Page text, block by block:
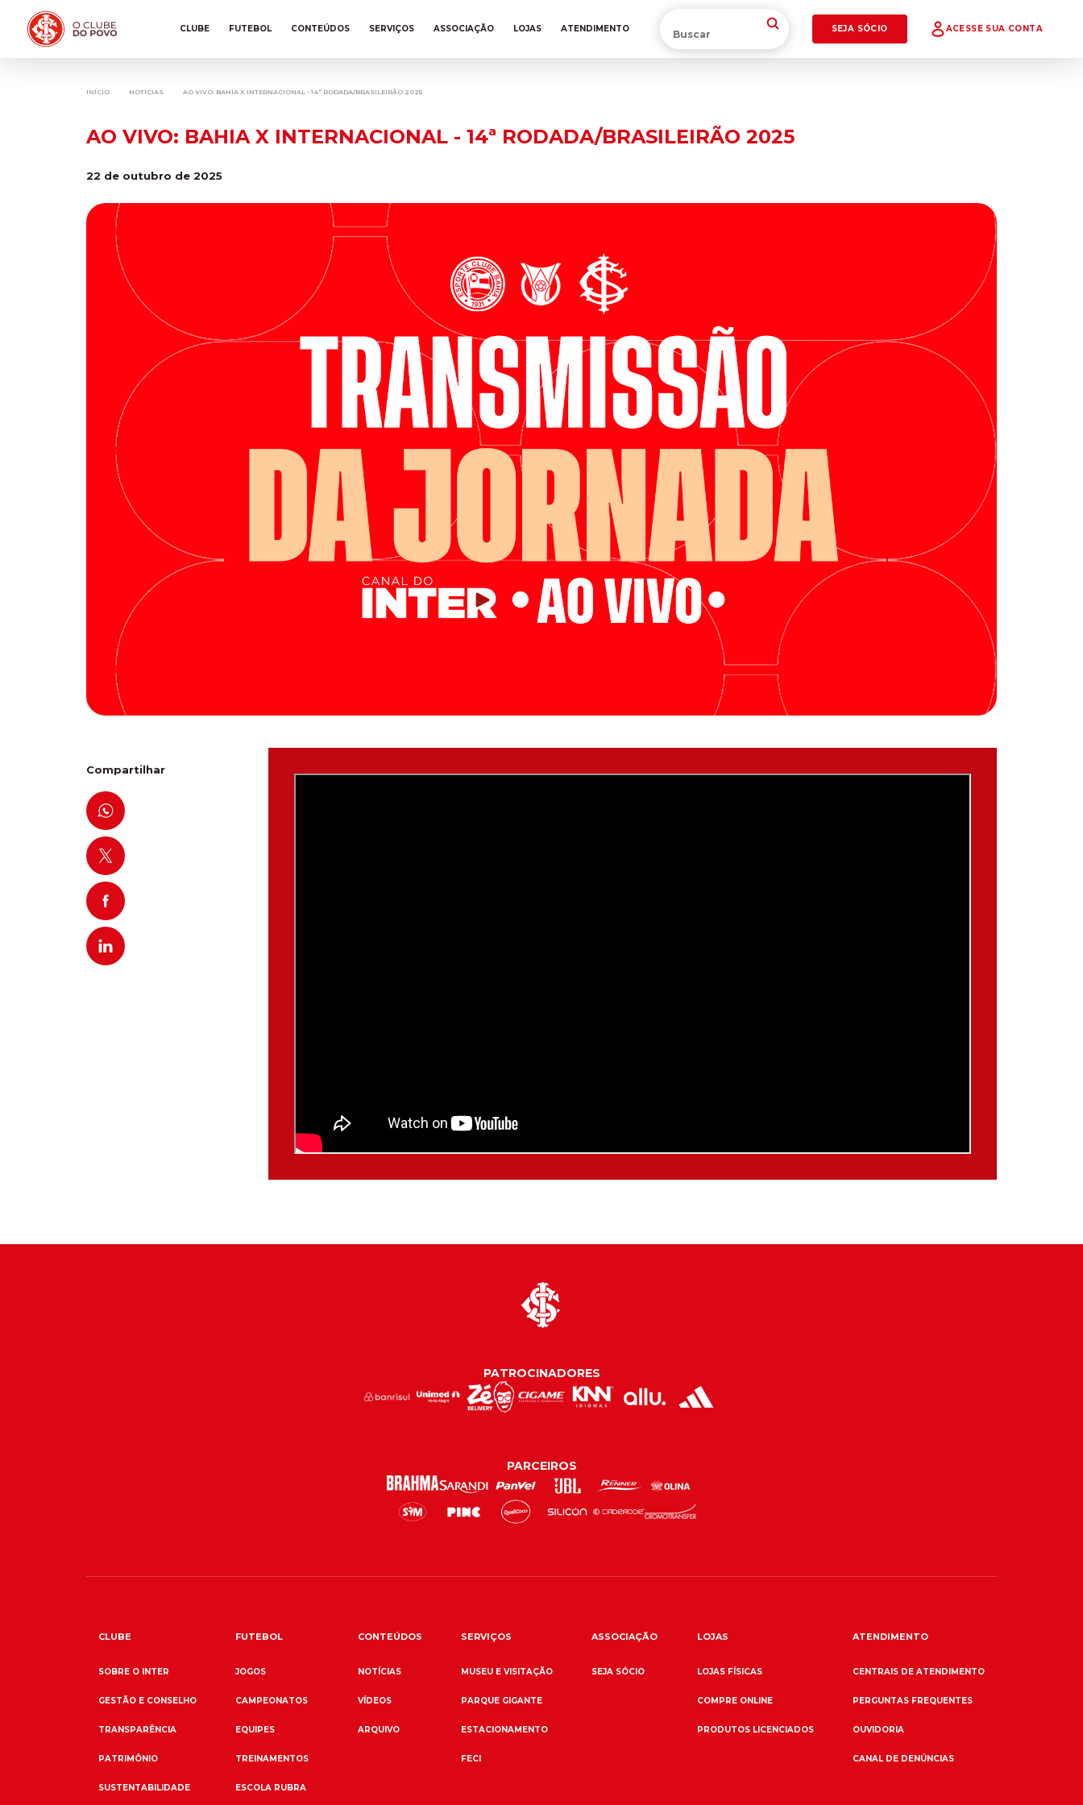
CLUBE FUTEBOL CONTEÚDOS SERVIÇOS ASSOCIAÇÃO LOJAS ATENDIMENTO SEJA SÓCIO ACESSE SUA CONTA
INÍCIO NOTÍCIAS AO VIVO: BAHIA X INTERNACIONAL - 14ª RODADA/BRASILEIRÃO 2025
AO VIVO: BAHIA X INTERNACIONAL - 14ª RODADA/BRASILEIRÃO 2025
22 de outubro de 2025
Compartilhar
PATROCINADORES
PARCEIROS
CLUBE
SOBRE O INTER
GESTÃO E CONSELHO
TRANSPARÊNCIA
PATRIMÔNIO
SUSTENTABILIDADE
FUTEBOL
JOGOS
CAMPEONATOS
EQUIPES
TREINAMENTOS
ESCOLA RUBRA
CONTEÚDOS
NOTÍCIAS
VÍDEOS
ARQUIVO
SERVIÇOS
MUSEU E VISITAÇÃO
PARQUE GIGANTE
ESTACIONAMENTO
FECI
ASSOCIAÇÃO
SEJA SÓCIO
LOJAS
LOJAS FÍSICAS
COMPRE ONLINE
PRODUTOS LICENCIADOS
ATENDIMENTO
CENTRAIS DE ATENDIMENTO
PERGUNTAS FREQUENTES
OUVIDORIA
CANAL DE DENÚNCIAS